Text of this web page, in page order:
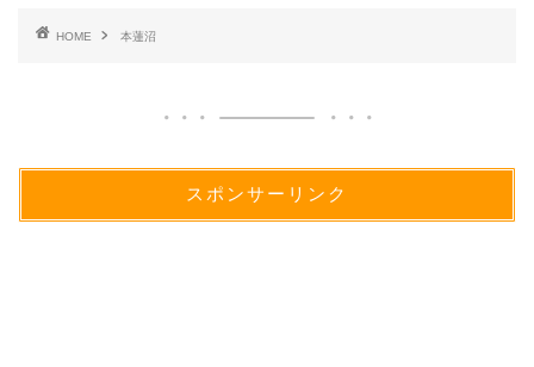
HOME 本蓮沼
スポンサーリンク